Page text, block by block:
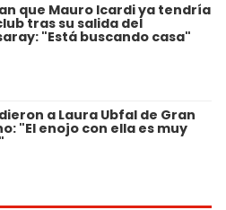
que Mauro Icardi ya tendría
tras su salida del
"Está buscando casa"
a Laura Ubfal de Gran
"El enojo con ella es muy